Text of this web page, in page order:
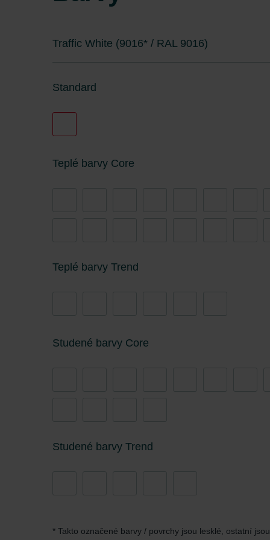
Zehnder Group Schweiz AG:
Traffic White (9016* / RAL 9016)
Standard
Teplé barvy Core
Teplé barvy Trend
Studené barvy Core
Studené barvy Trend
* Takto označené barvy / povrchy jsou lesklé, ostatní jsou